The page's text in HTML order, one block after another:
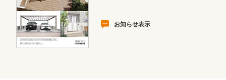
お知らせ表示